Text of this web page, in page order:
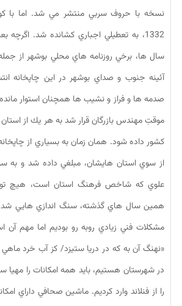
1332، به تعطيلي اجباري كشانده شد. اگرچه
سال ها، برخي روزنامه هاي محلي بوشهر از جمله
آئينه جنوب و صداي بوشهر در اين چاپخانه
صدمه ها و فراز و نشيب ها همچنان استوار
موقتِ مهندس بازرگان قرار شد به هر يك از
كشور داده شود. همان زمان به بسياري از
از سوي استان هايشان، مبلغي داده شد و به
علوي كه شاخص فرهنگ استان است، هيچ
همين سال هاي گذشته، سنگ اندازي هايي
مشكلات فني زيادي روبه رو بوديم اما مهم
«نهنگ آن به كه در دريا ستيزد/ كز آب خرد ماهي
در شهرستان هستيم، بايد همه امكانات را مهيا
را از فنلاند وارد كرديم. ماشين صحافي داراي